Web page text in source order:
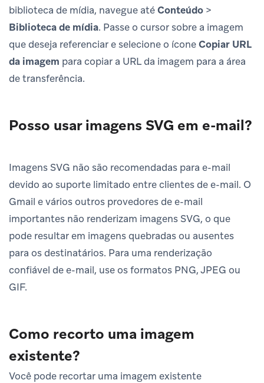
biblioteca de mídia, navegue atéConteúdo >
Biblioteca de mídia. Passe o cursor sobre a imagem
que deseja referenciar e selecione o íconeCopiar URL
da imagem para copiar a URL da imagem para a área
de transferência.
Posso usar imagens SVG em e-mail?
Imagens SVG não são recomendadas para e-mail
devido ao suporte limitado entre clientes de e-mail. O
Gmail e vários outros provedores de e-mail
importantes não renderizam imagens SVG, o que
pode resultar em imagens quebradas ou ausentes
para os destinatários. Para uma renderização
confiável de e-mail, use os formatos PNG, JPEG ou
GIF.
Como recorto uma imagem
existente?
Você pode recortar uma imagem existente